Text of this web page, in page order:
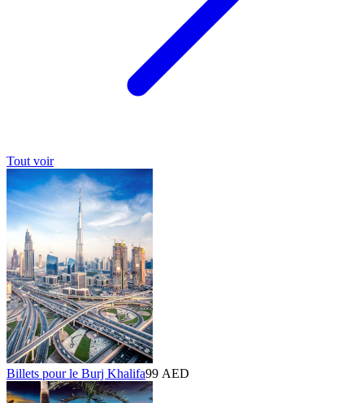
Tout voir
Billets pour le Burj Khalifa99 AED